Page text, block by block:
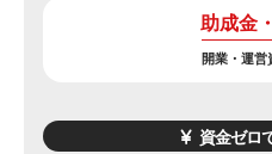
助成金
開業・運営
資金ゼロ